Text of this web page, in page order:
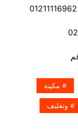
مكينة
وتغليف